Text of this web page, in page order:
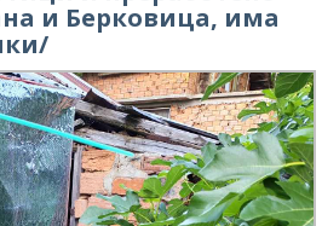
и Берковица, има